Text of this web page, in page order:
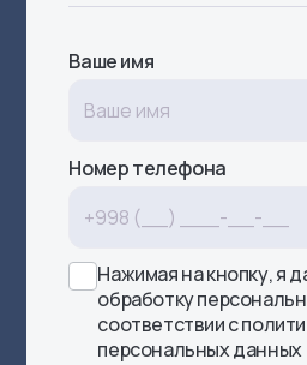
Ваше имя
Номер телефона
Нажимая на кнопку, я
обработку
соответствии с
персональных данных